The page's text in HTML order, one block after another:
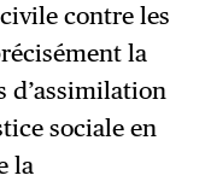
contre les
la
d’assimilation
sociale en
la